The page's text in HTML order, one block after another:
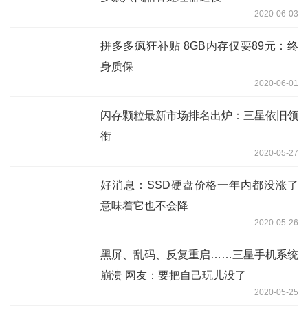
2020-06-03
拼多多疯狂补贴 8GB内存仅要89元：终
身质保
2020-06-01
闪存颗粒最新市场排名出炉：三星依旧领
衔
2020-05-27
好消息：SSD硬盘价格一年内都没涨了
意味着它也不会降
2020-05-26
黑屏、乱码、反复重启……三星手机系统
崩溃 网友：要把自己玩儿没了
2020-05-25